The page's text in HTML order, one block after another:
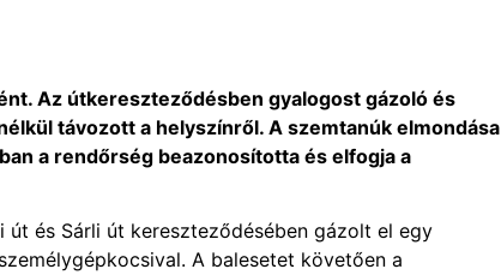
Az útkereszteződésben gyalogost gázoló és
távozott a helyszínről. A szemtanúk elmondása
a rendőrség beazonosította és elfogja a
út és Sárli út kereszteződésében gázolt el egy
A balesetet követően a